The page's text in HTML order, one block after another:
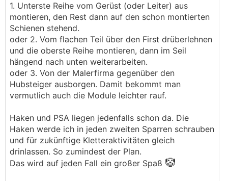
1. Unterste Reihe vom Gerüst (oder Leiter) aus
montieren, den Rest dann auf den schon montierten
Schienen stehend.
oder 2. Vom flachen Teil über den First drüberlehnen
und die oberste Reihe montieren, dann im Seil
hängend nach unten weiterarbeiten.
oder 3. Von der Malerfirma gegenüber den
Hubsteiger ausborgen. Damit bekommt man
vermutlich auch die Module leichter rauf.
Haken und PSA liegen jedenfalls schon da. Die
Haken werde ich in jeden zweiten Sparren schrauben
und für zukünftige Kletteraktivitäten gleich
drinlassen. So zumindest der Plan.
Das wird auf jeden Fall ein großer Spaß 🤡